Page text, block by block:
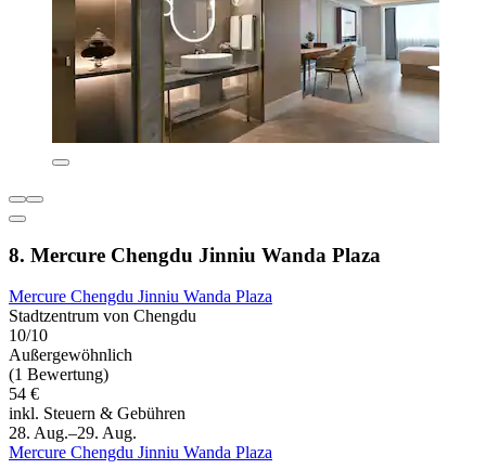
8. Mercure Chengdu Jinniu Wanda Plaza
Mercure Chengdu Jinniu Wanda Plaza
Stadtzentrum von Chengdu
10/10
Außergewöhnlich
(1 Bewertung)
54 €
inkl. Steuern & Gebühren
28. Aug.–29. Aug.
Mercure Chengdu Jinniu Wanda Plaza